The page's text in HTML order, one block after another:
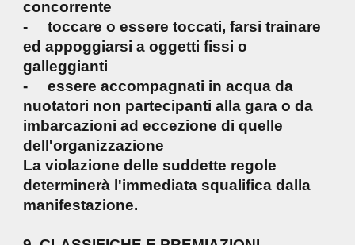
concorrente
- toccare o essere toccati, farsi trainare
ed appoggiarsi a oggetti fissi o
galleggianti
- essere accompagnati in acqua da
nuotatori non partecipanti alla gara o da
imbarcazioni ad eccezione di quelle
dell'organizzazione
La violazione delle suddette regole
determinerà l'immediata squalifica dalla
manifestazione.